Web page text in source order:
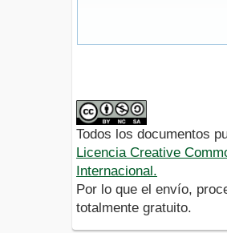
Todos los documentos
Licencia Creative
Internacional.
Por lo que el envío,
totalmente gratuito.